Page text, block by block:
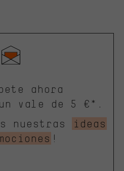
ahora
vale de 5 €*.
nuestras
ideas
!